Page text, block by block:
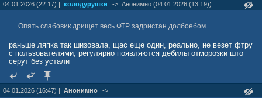
04.01.2026 (22:17) | колодурушки -> Анонимно (04.01.2026 (13:19))
Опять слабовик дрищет весь ФТР задристан долбоебом
раньше ляпка так шизовала, щас еще один, реально, не везет фтру
с пользователями, регулярно появляются дебилы отморозки што
серут без устали
04.01.2026 (16:47) | Анонимно ->